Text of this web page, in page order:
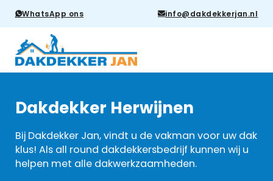
WhatsApp ons info@dakdekkerjan.nl
Dakdekker Herwijnen
Bij Dakdekker Jan, vindt u de vakman voor uw dak
klus! Als all round dakdekkersbedrijf kunnen wij u
helpen met alle dakwerkzaamheden.